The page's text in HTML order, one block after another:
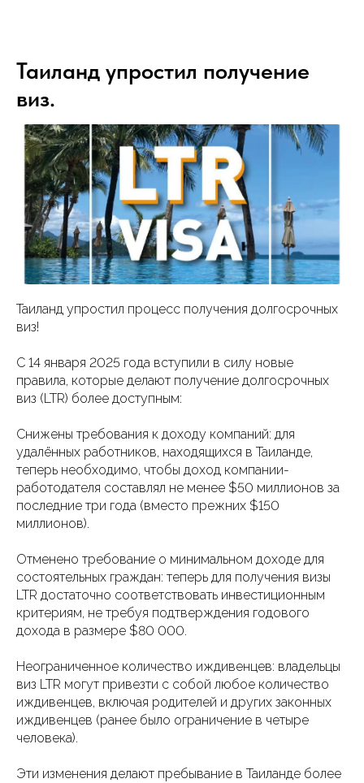
Таиланд упростил получение
виз.
Таиланд упростил процесс получения долгосрочных
виз!
С 14 января 2025 года вступили в силу новые
правила, которые делают получение долгосрочных
виз (LTR) более доступным:
Снижены требования к доходу компаний: для
удалённых работников, находящихся в Таиланде,
теперь необходимо, чтобы доход компании-
работодателя составлял не менее $50 миллионов за
последние три года (вместо прежних $150
миллионов).
Отменено требование о минимальном доходе для
состоятельных граждан: теперь для получения визы
LTR достаточно соответствовать инвестиционным
критериям, не требуя подтверждения годового
дохода в размере $80 000.
Неограниченное количество иждивенцев: владельцы
виз LTR могут привезти с собой любое количество
иждивенцев, включая родителей и других законных
иждивенцев (ранее было ограничение в четыре
человека).
Эти изменения делают пребывание в Таиланде более